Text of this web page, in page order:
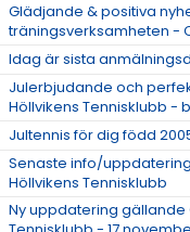
Glädjande & positiva
träningsverksamheten -
Idag är sista
Julerbjudande och
Höllvikens Tennisklubb -
Jultennis för dig född
Senaste info/
Höllvikens Tennisklubb
Ny uppdatering gällande